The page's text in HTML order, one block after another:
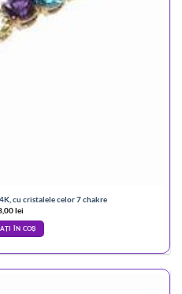
cu cristalele celor 7 chakre
lei
ÎN COȘ